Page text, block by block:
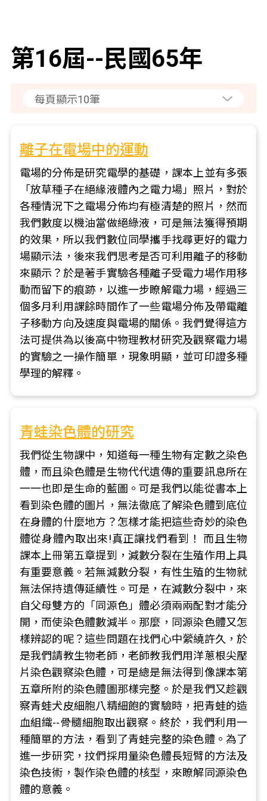
第16屆--民國65年
離子在電場中的運動
電場的分佈是研究電學的基礎，課本上並有多張
「放草種子在絕緣液體內之電力場」照片，對於
各種情況下之電場分佈均有極清楚的照片，然而
我們數度以機油當做絕綠液，可是無法獲得預期
的效果，所以我們數位同學攜手找尋更好的電力
場顯示法，後來我們思考是否可利用離子的移動
來顯示？於是著手實驗各種離子受電力場作用移
動而留下的痕跡，以進一步瞭解電力場，經過三
個多月利用課餘時間作了一些電場分佈及帶電離
子移動方向及速度與電場的關係。我們覺得這方
法可提供為以後高中物理教材研究及觀察電力場
的實驗之一操作簡單，現象明顯，並可印證多種
學理的解釋。
青蛙染色體的研究
我們從生物課中，知道每一種生物有定數之染色
體，而且染色體是生物代代遺傳的重要訊息所在
一一也即是生命的藍圖。可是我們以能從書本上
看到染色體的圖片，無法徹底了解染色體到底位
在身體的什麼地方？怎樣才能把這些奇妙的染色
體從身體內取出來!真正讓找們看到！ 而且生物
課本上冊第五章提到，減數分裂在生殖作用上具
有重要意義。若無減數分裂，有性生殖的生物就
無法保持遺傳延續性。可是，在減數分裂中，來
自父母雙方的「同源色」體必須兩兩配對才能分
開，而使染色體數減半。那麼，同源染色體又怎
樣辨認的呢？這些問題在找們心中縈繞許久，於
是我們請教生物老師，老師教我們用洋蔥根尖壓
片染色觀察染色體，可是總是無法得到像課本第
五章所附的染色體圖那樣完整。於是我們又趁觀
察青蛙犬皮細胞八精細飽的實驗時，把青蛙的造
血組織--骨髓細胞取出觀察。終於，我們利用一
種簡單的方法，看到了青蛙完整的染色體。為了
進一步研究，抆們採用量染色體長短臂的方法及
染色技術，製作染色體的核型，來瞭解同源染色
體的意義。